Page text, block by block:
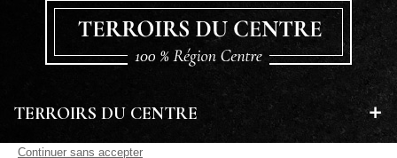
TERROIRS DU CENTRE